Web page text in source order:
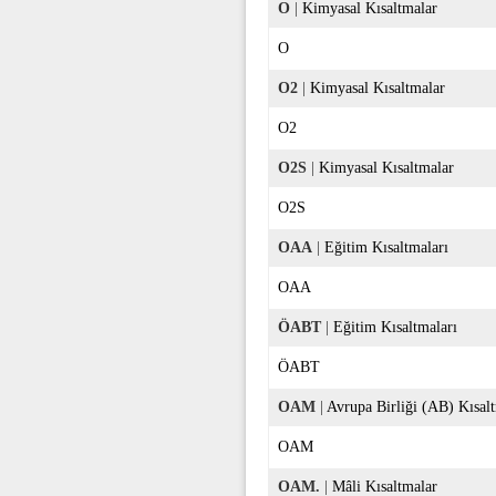
O Kimyasal Kısaltmalar
O
O2 Kimyasal Kısaltmalar
O2
O2S Kimyasal Kısaltmalar
O2S
OAA Eğitim Kısaltmaları
OAA
ÖABT| Eğitim Kısaltmaları
ÖABT
OAM Avrupa Birliği (AB)
OAM
OAM. Mâli Kısaltmalar